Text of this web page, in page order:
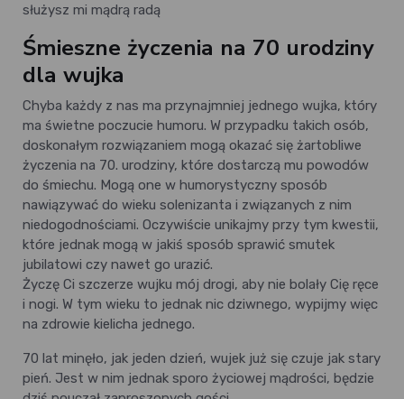
służysz mi mądrą radą
Śmieszne życzenia na 70 urodziny
dla wujka
Chyba każdy z nas ma przynajmniej jednego wujka, który
ma świetne poczucie humoru. W przypadku takich osób,
doskonałym rozwiązaniem mogą okazać się żartobliwe
życzenia na 70. urodziny, które dostarczą mu powodów
do śmiechu. Mogą one w humorystyczny sposób
nawiązywać do wieku solenizanta i związanych z nim
niedogodnościami. Oczywiście unikajmy przy tym kwestii,
które jednak mogą w jakiś sposób sprawić smutek
jubilatowi czy nawet go urazić.
Życzę Ci szczerze wujku mój drogi, aby nie bolały Cię ręce
i nogi. W tym wieku to jednak nic dziwnego, wypijmy więc
na zdrowie kielicha jednego.
70 lat minęło, jak jeden dzień, wujek już się czuje jak stary
pień. Jest w nim jednak sporo życiowej mądrości, będzie